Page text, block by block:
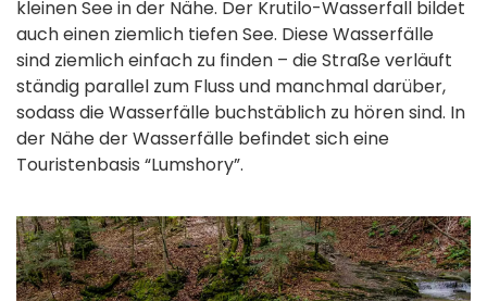
kleinen See in der Nähe. Der Krutilo-Wasserfall bildet
auch einen ziemlich tiefen See. Diese Wasserfälle
sind ziemlich einfach zu finden – die Straße verläuft
ständig parallel zum Fluss und manchmal darüber,
sodass die Wasserfälle buchstäblich zu hören sind. In
der Nähe der Wasserfälle befindet sich eine
Touristenbasis “Lumshory”.